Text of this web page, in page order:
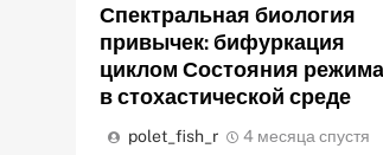
Спектральная биология
привычек: бифуркация
циклом Состояния режима
в стохастической среде
polet_fish_r 4 месяца спустя